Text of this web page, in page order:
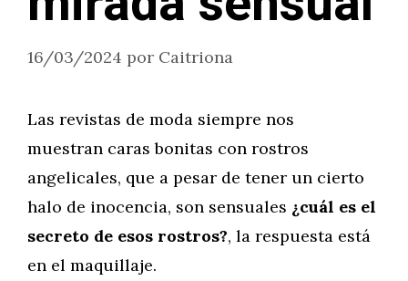
16/03/2024 por Caitriona
Las revistas de moda siempre nos
muestran caras bonitas con rostros
angelicales, que a pesar de tener un cierto
halo de inocencia, son sensuales ¿cuál es el
secreto de esos rostros?, la respuesta está
en el maquillaje.